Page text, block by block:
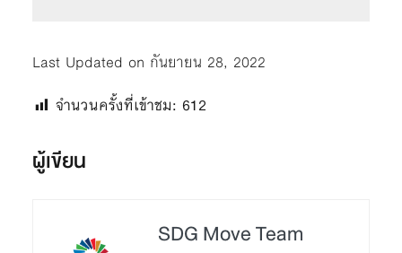
Last Updated on กันยายน 28, 2022
จำนวนครั้งที่เข้าชม: 612
ผู้เขียน
SDG Move Team